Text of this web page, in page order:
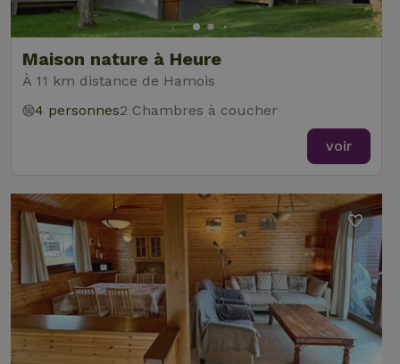
Maison nature à Heure
À 11 km distance de Hamois
4 personnes2 Chambres à coucher
voir